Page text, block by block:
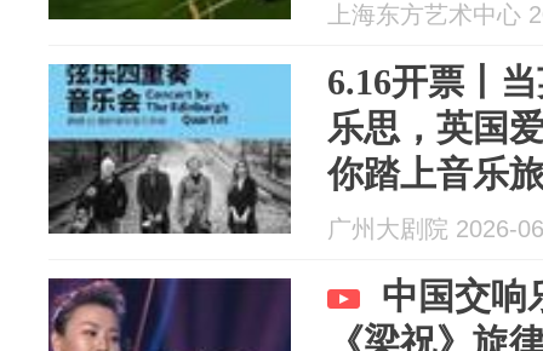
上海东方艺术中心
6.16开票丨
乐思，英国
你踏上音乐
广州大剧院 2026-
中国交响
《梁祝》旋